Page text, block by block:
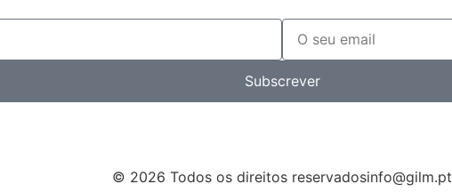
Subscrever
© 2026 Todos os direitos reservadosinfo@gilm.pt